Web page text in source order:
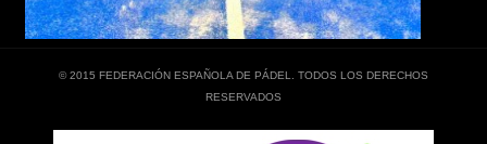
© 2015 FEDERACIÓN ESPAÑOLA DE PÁDEL. TODOS LOS DERECHOS
RESERVADOS